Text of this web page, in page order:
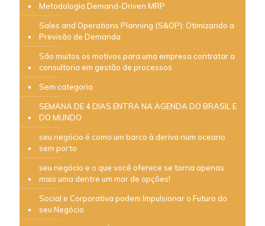
Metodologia Demand-Driven MRP
Sales and Operations Planning (S&OP): Otimizando a
Previsão de Demanda
São muitos os motivos para uma empresa contratar a
consultoria em gestão de processos
Sem categoria
SEMANA DE 4 DIAS ENTRA NA AGENDA DO BRASIL E
DO MUNDO
seu negócio é como um barco à deriva num oceano
sem porto
seu negócio e o que você oferece se torna apenas
mais uma dentre um mar de opções!
Social e Corporativa podem Impulsionar o Futuro do
seu Negócio